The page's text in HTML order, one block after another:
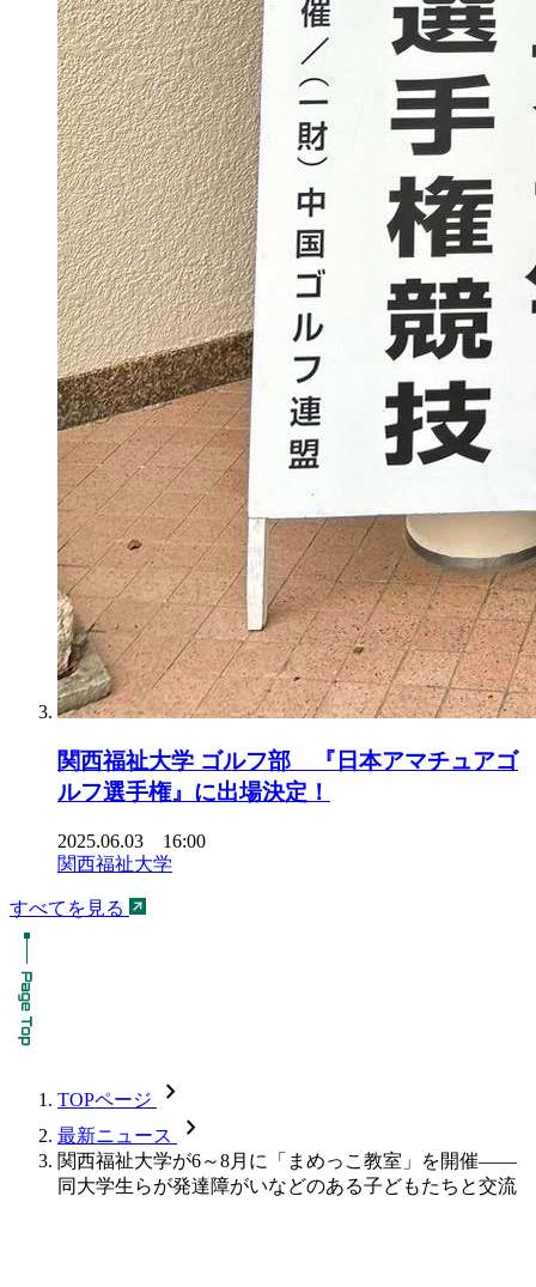
関西福祉大学 ゴルフ部 『日本アマチュアゴ
ルフ選手権』に出場決定！
2025.06.03 16:00
関西福祉大学
すべてを見る
TOPページ chevron_forward
最新ニュース chevron_forward
関西福祉大学が6～8月に「まめっこ教室」を開催――
同大学生らが発達障がいなどのある子どもたちと交流